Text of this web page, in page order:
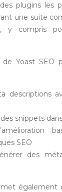
plugins les
une suite
y compris
de Yoast SEO
descriptions
snippets
SEO
des
également